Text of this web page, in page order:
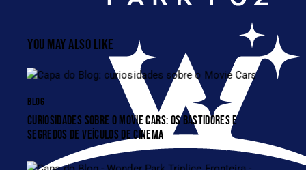
YOU MAY ALSO LIKE
BLOG
CURIOSIDADES SOBRE O MOVIE CARS: OS BASTIDORES E
SEGREDOS DE VEÍCULOS DE CINEMA